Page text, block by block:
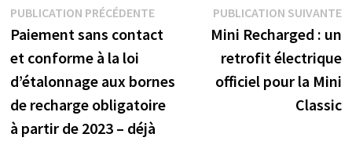
Navigation
de
l’article
PUBLICATION PRÉCÉDENTEPublication
précédente :
Paiement sans contact
et conforme à la loi
d’étalonnage aux bornes
de recharge obligatoire
à partir de 2023 – déjà
PUBLICATION SUIVANTE
Mini Recharged : un
retrofit électrique
officiel pour la Mini
Classic